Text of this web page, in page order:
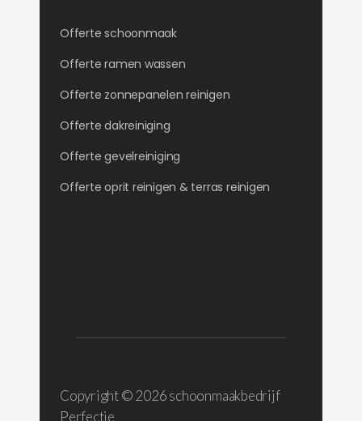
Offerte schoonmaak
Offerte ramen wassen
Offerte zonnepanelen reinigen
Offerte dakreiniging
Offerte gevelreiniging
Offerte oprit reinigen & terras reinigen
Copyright © 2026 schoonmaakbedrijf
Perfectie